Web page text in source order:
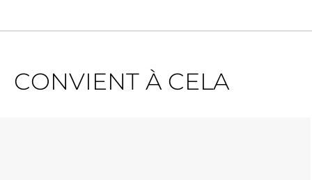
CONVIENT À CELA